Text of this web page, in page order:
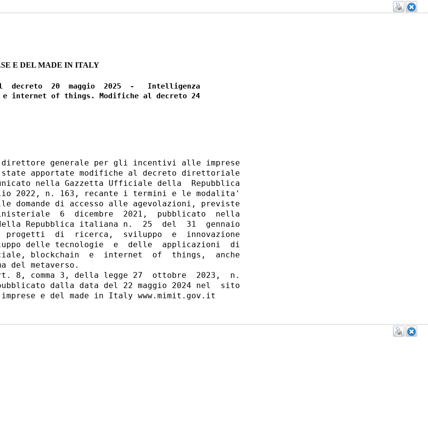
E DEL MADE IN ITALY
decreto  20  maggio  2025  -   Intelligenza
internet of things. Modifiche al decreto 24
generale per gli incentivi alle imprese
state apportate modifiche al decreto direttoriale
nella Gazzetta Ufficiale della  Repubblica
2022, n. 163, recante i termini e le modalita'
domande di accesso alle agevolazioni, previste
6  dicembre  2021,  pubblicato  nella
Repubblica italiana n.  25  del  31  gennaio
progetti  di  ricerca,  sviluppo  e  innovazione
delle tecnologie  e  delle  applicazioni  di
blockchain  e  internet  of  things,  anche
del metaverso.
8, comma 3, della legge 27  ottobre  2023,  n.
dalla data del 22 maggio 2024 nel  sito